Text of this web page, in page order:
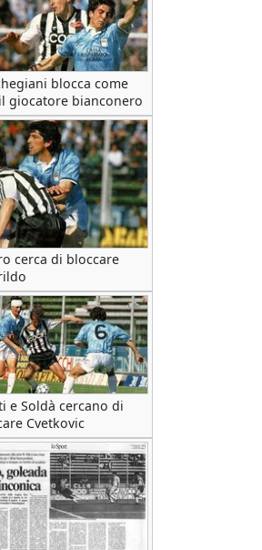
blocca come
giocatore bianconero
cerca di bloccare
e Soldà cercano di
Cvetkovic